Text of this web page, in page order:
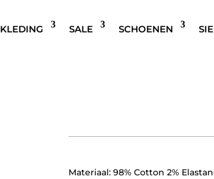
KLEDING SALE SCHOENEN
was:
is:
Materiaal: 98% Cotton 2%